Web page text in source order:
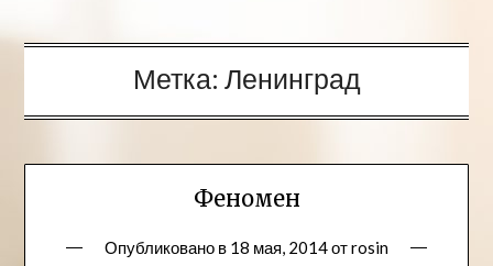
Метка: Ленинград
Феномен
Опубликовано в 18 мая, 2014отrosin